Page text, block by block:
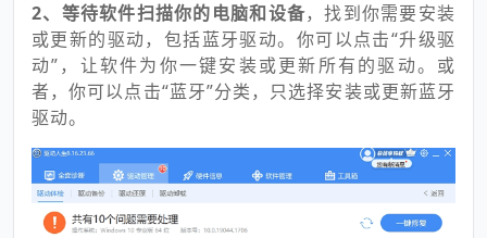
2、等待软件扫描你的电脑和设备，找到你需要安装
或更新的驱动，包括蓝牙驱动。你可以点击“升级驱
动”，让软件为你一键安装或更新所有的驱动。或
者，你可以点击“蓝牙”分类，只选择安装或更新蓝牙
驱动。